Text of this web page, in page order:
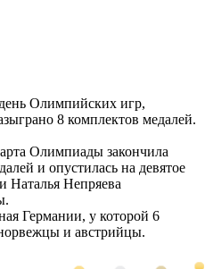
Олимпийских игр,
8 комплектов медалей.
Олимпиады закончила
и опустилась на девятое
Наталья Непряева
Германии, у которой 6
и австрийцы.